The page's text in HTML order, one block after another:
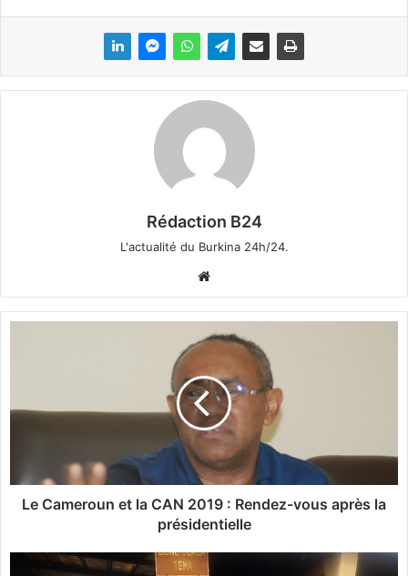
Rédaction B24
L'actualité du Burkina 24h/24.
bsi
te
m
u
Le Cameroun et la CAN 2019 : Rendez-vous après la
présidentielle